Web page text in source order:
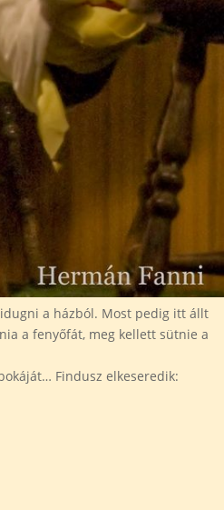
a házból. Most pedig itt állt
a fenyőfát, meg kellett sütnie a
Findusz elkeseredik: